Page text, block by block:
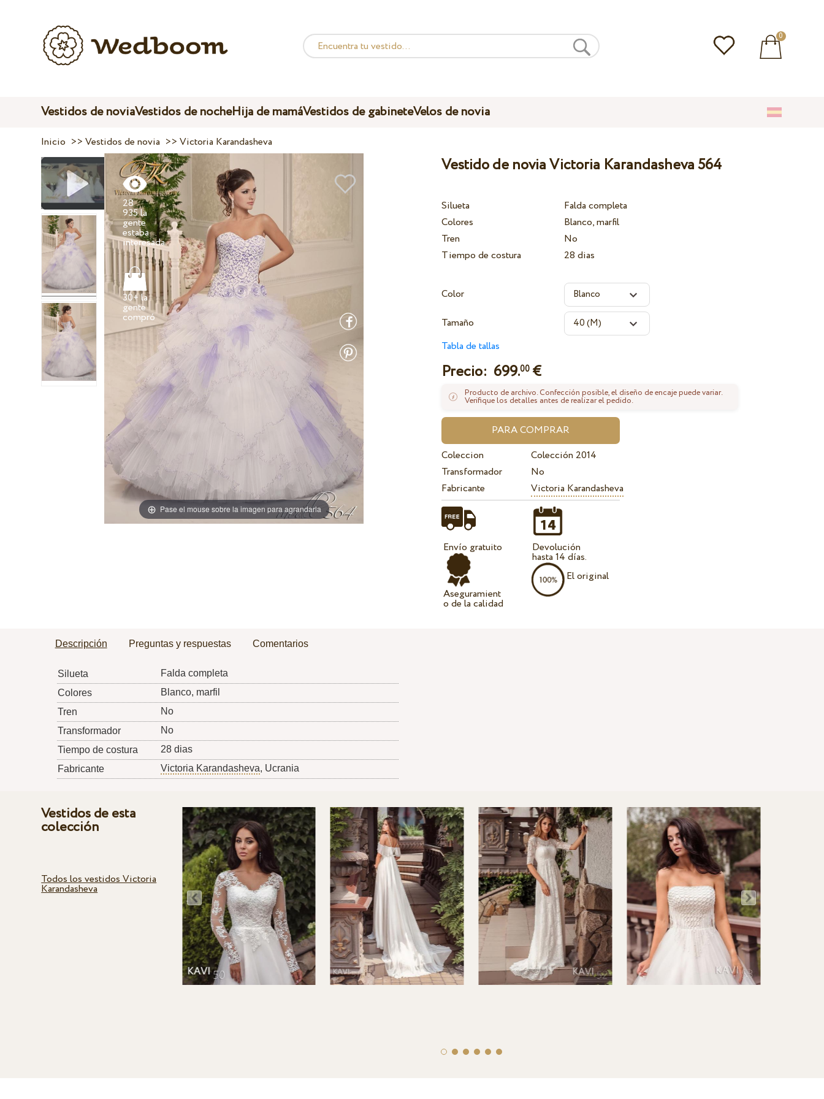
0
Vestidos de noviaVestidos de nocheHija de mamáVestidos de gabineteVelos de novia
Inicio >>Vestidos de novia >>Victoria Karandasheva
Pase el mouse sobre la imagen para agrandarla
28
935 la
gente
estaba
interesada
30+ la
gente
compró
Vestido de novia Victoria Karandasheva 564
Silueta
Falda completa
Colores
Blanco, marfil
Tren
No
Tiempo de costura
28 dias
Color
Tamaño
Tabla de tallas
Precio: 699.00 €
Producto de archivo. Confección posible, el diseño de encaje puede variar.
Verifique los detalles antes de realizar el pedido.
Coleccion
Colección 2014
Transformador
No
Fabricante
Victoria Karandasheva
Envío gratuito
Aseguramient
o de la calidad
Devolución
hasta 14 días.
El original
Descripción Preguntas y respuestas Comentarios
Silueta
Falda completa
Colores
Blanco, marfil
Tren
No
Transformador
No
Tiempo de costura
28 dias
Fabricante
Victoria Karandasheva, Ucrania
Vestidos de esta
colección
Todos los vestidos Victoria
Karandasheva